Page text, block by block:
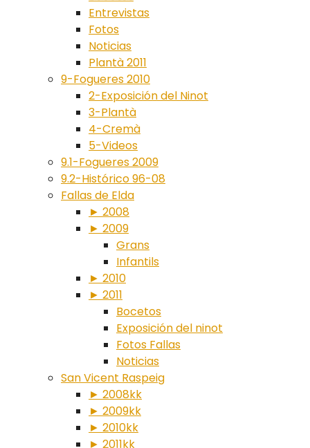
Entrevistas
Fotos
Noticias
Plantà 2011
9-Fogueres 2010
2-Exposición del Ninot
3-Plantà
4-Cremà
5-Videos
9.1-Fogueres 2009
9.2-Histórico 96-08
Fallas de Elda
► 2008
► 2009
Grans
Infantils
► 2010
► 2011
Bocetos
Exposición del ninot
Fotos Fallas
Noticias
San Vicent Raspeig
► 2008kk
► 2009kk
► 2010kk
► 2011kk